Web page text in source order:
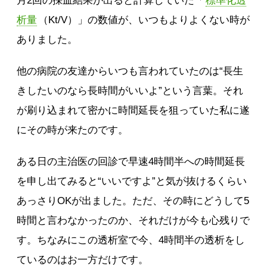
析量
（Kt/V）」の数値が、いつもよりよくない時が
ありました。
他の病院の友達からいつも言われていたのは“長生
きしたいのなら長時間がいいよ”という言葉。それ
が刷り込まれて密かに時間延長を狙っていた私に遂
にその時が来たのです。
ある日の主治医の回診で早速4時間半への時間延長
を申し出てみると“いいですよ”と気が抜けるくらい
あっさりOKが出ました。ただ、その時にどうして5
時間と言わなかったのか、それだけが今も心残りで
す。ちなみにこの透析室で今、4時間半の透析をし
ているのはお一方だけです。